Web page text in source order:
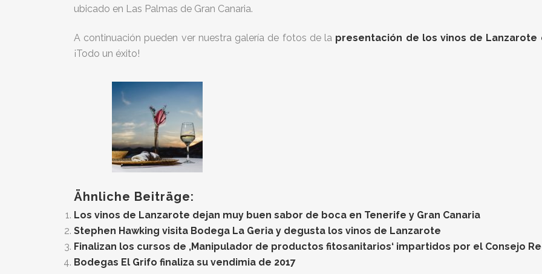
ubicado en Las Palmas de Gran Canaria.
A continuación pueden ver nuestra galería de fotos de la presentación de los vinos de Lanzarote
¡Todo un éxito!
Ähnliche Beiträge:
Los vinos de Lanzarote dejan muy buen sabor de boca en Tenerife y Gran Canaria
Stephen Hawking visita Bodega La Geria y degusta los vinos de Lanzarote
Finalizan los cursos de ‚Manipulador de productos fitosanitarios‘ impartidos por el Consejo
Bodegas El Grifo finaliza su vendimia de 2017